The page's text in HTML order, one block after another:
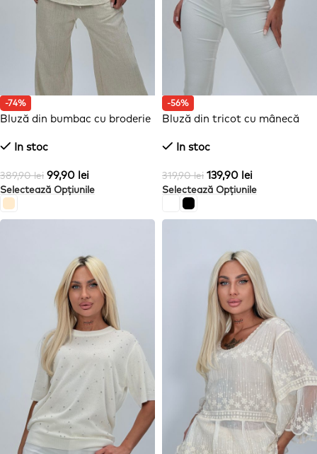
-74%
Bluză din bumbac cu broderie
In stoc
389,90lei 99,90 lei
Selectează Opțiunile
-56%
Bluză din tricot cu mânecă
In stoc
319,90lei 139,90 lei
Selectează Opțiunile